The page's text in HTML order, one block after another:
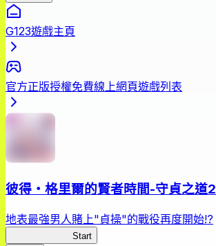
G123遊戲主頁
官方正版授權免費線上網頁遊戲列表
彼得・格里爾的賢者時間-守貞之道2
地表最強男人賭上"貞操"的戰役再度開始!?
Start